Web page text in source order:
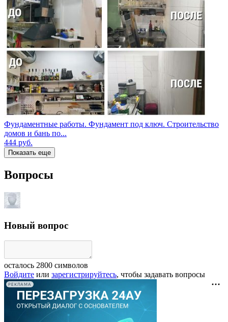
Фундаментные работы. Фундамент под ключ. Строительство
домов и бань по...
444 руб.
Показать еще
Вопросы
Новый вопрос
осталось 2800 символов
Войдите или зарегистрируйтесь, чтобы задавать вопросы
РЕКЛАМА